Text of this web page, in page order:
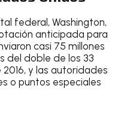
federal, Washington,
anticipada para
casi 75 millones
del doble de los 33
y las autoridades
o puntos especiales